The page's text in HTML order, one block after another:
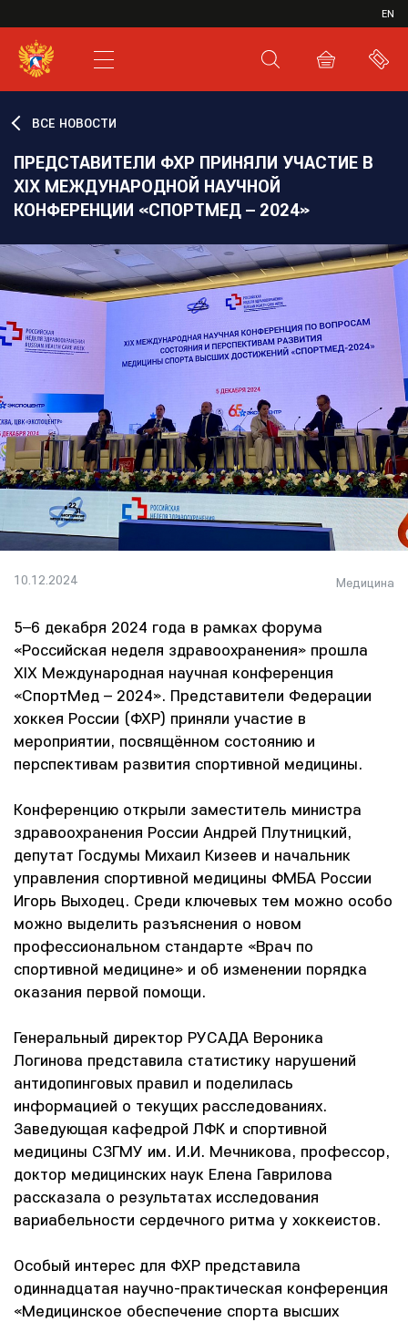
EN
XHL.RU
ВКС
ВСЕ НОВОСТИ
ПРЕДСТАВИТЕЛИ ФХР ПРИНЯЛИ УЧАСТИЕ В
XIX МЕЖДУНАРОДНОЙ НАУЧНОЙ
КОНФЕРЕНЦИИ «СПОРТМЕД – 2024»
10.12.2024 Медицина
5–6 декабря 2024 года в рамках форума
«Российская неделя здравоохранения» прошла
XIX Международная научная конференция
«СпортМед – 2024». Представители Федерации
хоккея России (ФХР) приняли участие в
мероприятии, посвящённом состоянию и
перспективам развития спортивной медицины.
Конференцию открыли заместитель министра
здравоохранения России Андрей Плутницкий,
депутат Госдумы Михаил Кизеев и начальник
управления спортивной медицины ФМБА России
Игорь Выходец. Среди ключевых тем можно особо
можно выделить разъяснения о новом
профессиональном стандарте «Врач по
спортивной медицине» и об изменении порядка
оказания первой помощи.
Генеральный директор РУСАДА Вероника
Логинова представила статистику нарушений
антидопинговых правил и поделилась
информацией о текущих расследованиях.
Заведующая кафедрой ЛФК и спортивной
медицины СЗГМУ им. И.И. Мечникова, профессор,
доктор медицинских наук Елена Гаврилова
рассказала о результатах исследования
вариабельности сердечного ритма у хоккеистов.
Особый интерес для ФХР представила
одиннадцатая научно-практическая конференция
«Медицинское обеспечение спорта высших